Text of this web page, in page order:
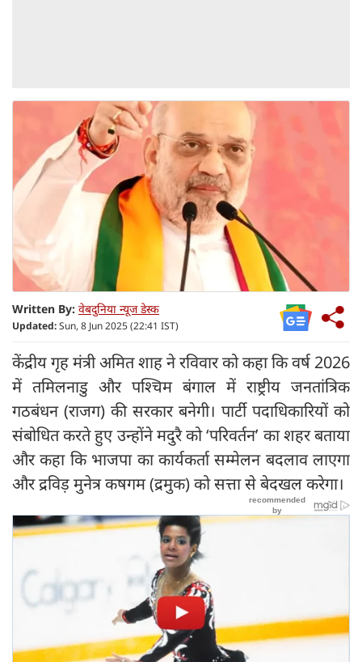
Written By: वेबदुनिया न्यूज डेस्क
Updated:Sun, 8 Jun 2025 (22:41 IST)
केंद्रीय गृह मंत्री अमित शाह ने रविवार को कहा कि वर्ष 2026
में तमिलनाडु और पश्चिम बंगाल में राष्ट्रीय जनतांत्रिक
गठबंधन (राजग) की सरकार बनेगी। पार्टी पदाधिकारियों को
संबोधित करते हुए उन्होंने मदुरै को ‘परिवर्तन’ का शहर बताया
और कहा कि भाजपा का कार्यकर्ता सम्मेलन बदलाव लाएगा
और द्रविड़ मुनेत्र कषगम (द्रमुक) को सत्ता से बेदखल करेगा।